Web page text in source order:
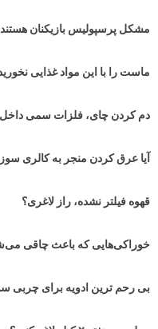
مشکل پرسپولیس بازیکنان
ماست را با این مواد غذایی
دم کردن چای، فلزات سمی
آیا عرق کردن منجر به کالری
قهوه فیلتر نشده، راز لاغری؟
خوراکی‌هایی که باعث چاقی
بی رحم ترین ادویه برای چربی